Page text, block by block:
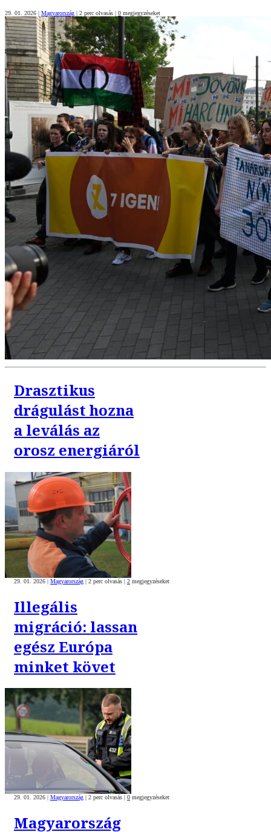
29. 01. 2026 | Magyarország | 2 perc olvasás | 0 megjegyzéseket
Drasztikus
drágulást hozna
a leválás az
orosz energiáról
29. 01. 2026 | Magyarország | 2 perc olvasás | 2 megjegyzéseket
Illegális
migráció: lassan
egész Európa
minket követ
29. 01. 2026 Magyarország 2 perc olvasás 0 megjegyzéseket
Magyarország